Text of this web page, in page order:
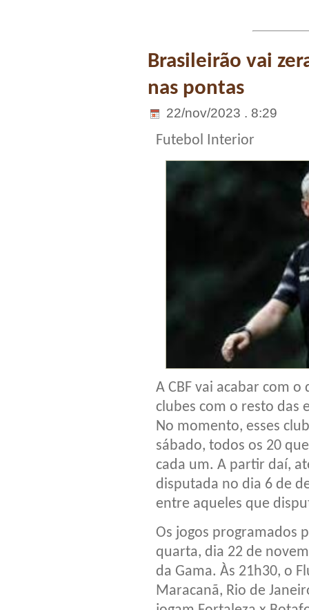
Brasileirão vai
nas pontas
22/nov/2023 . 8:29
Futebol Interior
A CBF vai acabar com
clubes com o resto das
No momento, esses
sábado, todos os 20
cada um. A partir daí,
disputada no dia 6 de
entre aqueles que
Os jogos programados
quarta, dia 22 de
da Gama. Às 21h30, o
Maracanã, Rio de